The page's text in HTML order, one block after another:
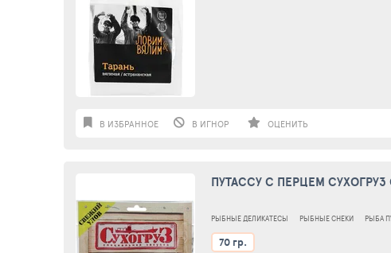
В ИЗБРАННОЕ В ИГНОР ОЦЕНИТЬ
ПУТАССУ С ПЕРЦЕМ
РЫБНЫЕ ДЕЛИКАТЕСЫ РЫБНЫЕ СНЕКИ РЫБА
70 гр.